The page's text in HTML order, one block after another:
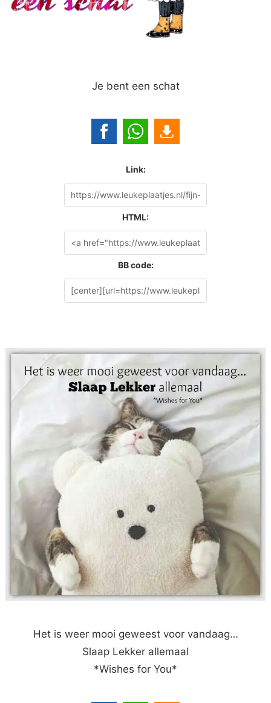
Je bent een schat
Link:
HTML:
BB code:
Het is weer mooi geweest voor vandaag…
Slaap Lekker allemaal
*Wishes for You*